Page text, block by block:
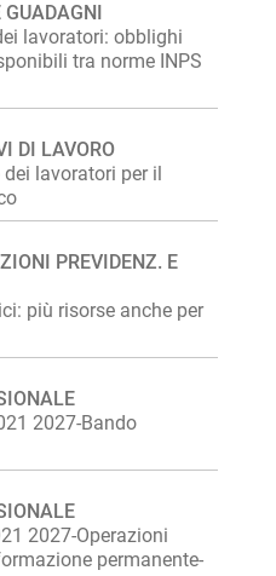
lavoratori: obblighi
tra norme INPS
DI LAVORO
lavoratori per il
PREVIDENZ. E
più risorse anche per
2027-Bando
2027-Operazioni
permanente-